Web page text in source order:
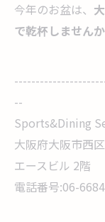
今年のお盆は、
で乾杯しません
--
Sports&Dining
大阪府大阪市西
エースビル 2階
電話番号:06-